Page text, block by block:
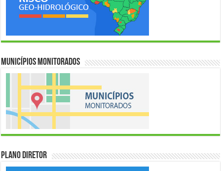
Municípios Monitorados
Plano Diretor